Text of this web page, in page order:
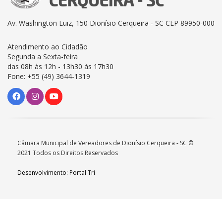
Av. Washington Luiz, 150 Dionísio Cerqueira - SC CEP 89950-000
Atendimento ao Cidadão
Segunda a Sexta-feira
das 08h às 12h - 13h30 às 17h30
Fone: +55 (49) 3644-1319
Câmara Municipal de Vereadores de Dionísio Cerqueira - SC ©
2021 Todos os Direitos Reservados
Desenvolvimento: Portal Tri